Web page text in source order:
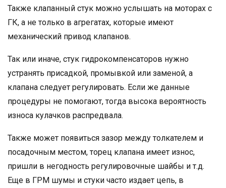
Также клапанный стук можно услышать на моторах с
ГК, а не только в агрегатах, которые имеют
механический привод клапанов.
Так или иначе, стук гидрокомпенсаторов нужно
устранять присадкой, промывкой или заменой, а
клапана следует регулировать. Если же данные
процедуры не помогают, тогда высока вероятность
износа кулачков распредвала.
Также может появиться зазор между толкателем и
посадочным местом, торец клапана имеет износ,
пришли в негодность регулировочные шайбы и т.д.
Еще в ГРМ шумы и стуки часто издает цепь, в